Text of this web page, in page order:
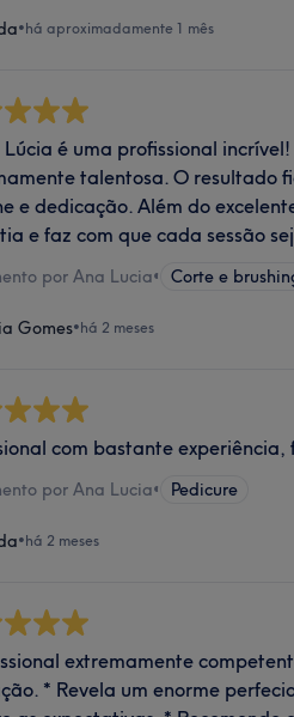
•há aproximadamente 1 mês
Lúcia é uma profissional
talentosa. O resultado
e dedicação. Além do
e faz com que cada sessão
por Ana Lucia• Corte e
Gomes•há 2 meses
com bastante
por Ana Lucia• Pedicure
•há 2 meses
extremamente
* Revela um enorme